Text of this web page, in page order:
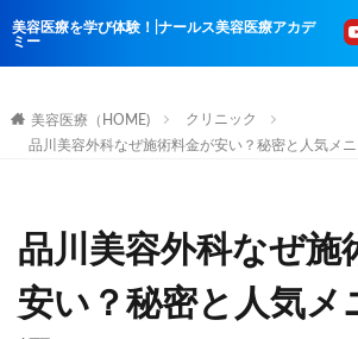
美容医療を学び体験！|ナールス美容医療アカデ
ミー
美容医療（HOME)
クリニック
品川美容外科なぜ施術料金が安い？秘密と人気メ
品川美容外科なぜ施
安い？秘密と人気メ